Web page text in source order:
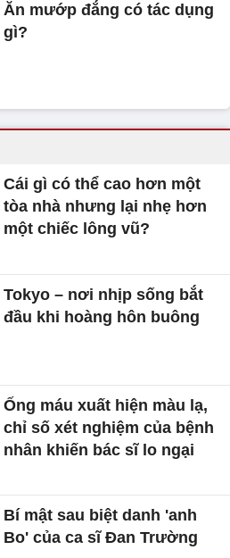
Ăn mướp đắng có tác dụng
gì?
Cái gì có thể cao hơn một
tòa nhà nhưng lại nhẹ hơn
một chiếc lông vũ?
Tokyo – nơi nhịp sống bắt
đầu khi hoàng hôn buông
Ống máu xuất hiện màu lạ,
chỉ số xét nghiệm của bệnh
nhân khiến bác sĩ lo ngại
Bí mật sau biệt danh 'anh
Bo' của ca sĩ Đan Trường